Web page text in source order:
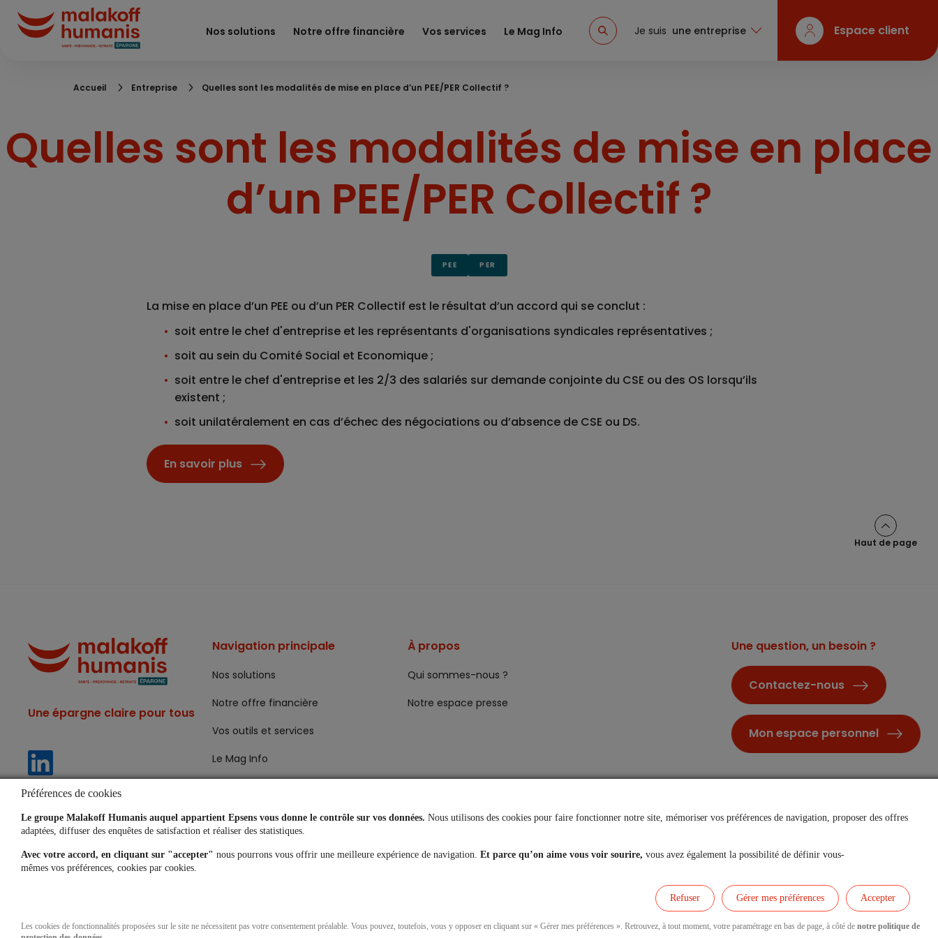
Aller
contenu
Nos solutions Notre offre financière Vos services Le Mag Info Je suis une entreprise Espace client
Nous contacter
Accessibilité et Mode écologique
Fil
Accueil Entreprise Quelles sont les modalités de mise en place d’un PEE/PER Collectif ?
Quelles sont les modalités de mise en place
d’un PEE/PER Collectif ?
PEE PER
La mise en place d’un PEE ou d’un PER Collectif est le résultat d’un accord qui se conclut :
soit entre le chef d'entreprise et les représentants d'organisations syndicales représentatives ;
soit au sein du Comité Social et Economique ;
soit entre le chef d'entreprise et les 2/3 des salariés sur demande conjointe du CSE ou des OS lorsqu’ils
existent ;
soit unilatéralement en cas d’échec des négociations ou d’absence de CSE ou DS.
En savoir plus
Haut de page
Une épargne claire pour tous
À propos
Qui sommes-nous ?
Notre espace presse
Navigation principale
Nos solutions
Notre offre financière
Vos outils et services
Le Mag Info
Lexique
Questions fréquentes
Une question, un besoin ?
Contactez-nous
Mon espace personnel
Préférences de cookies
Le groupe Malakoff Humanis auquel appartient Epsens vous donne le contrôle sur vos données. Nous utilisons des cookies pour faire fonctionner notre site, mémoriser vos préférences de navigation, proposer des offres
adaptées, diffuser des enquêtes de satisfaction et réaliser des statistiques.
Avec votre accord, en cliquant sur "accepter" nous pourrons vous offrir une meilleure expérience de navigation. Et parce qu’on aime vous voir sourire, vous avez également la possibilité de définir vous-
mêmes vos préférences, cookies par cookies.
Les cookies de fonctionnalités proposées sur le site ne nécessitent pas votre consentement préalable. Vous pouvez, toutefois, vous y opposer en cliquant sur « Gérer mes préférences ». Retrouvez, à tout moment, votre paramétrage en bas de page, à côté de notre politique de
Refuser Gérer mes préférences Accepter